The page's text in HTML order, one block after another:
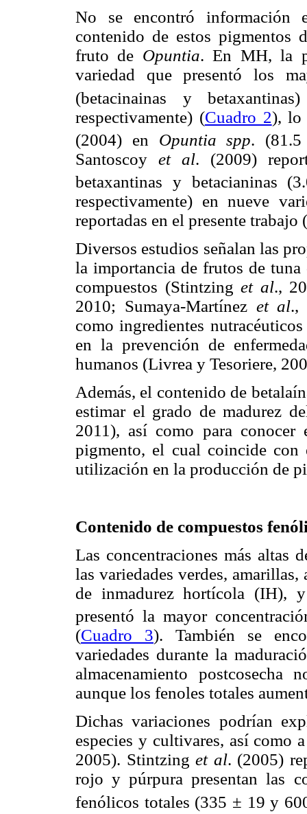
No se encontró información
contenido de estos pigmentos
fruto de Opuntia. En MH, la
variedad que presentó los
(betacinainas y
respectivamente) (Cuadro 2), lo
(2004) en Opuntia spp.
Santoscoy et al. (2009)
betaxantinas y betacianinas
respectivamente) en nueve
reportadas en el presente trabajo (
Diversos estudios señalan las
la importancia de frutos de tuna
compuestos (Stintzinget al.,
2010; Sumaya-Martínez et al.,
como ingredientes
en la prevención de
humanos (Livrea y Tesoriere,
Además, el contenido de
estimar el grado de madurez
2011), así como para conocer
pigmento, el cual coincide con
utilización en la producción de
Contenido de compuestos
Las concentraciones más altas
las variedades verdes,
de inmadurez hortícola (IH),
presentó la mayor
(Cuadro 3). También se
variedades durante la
almacenamiento postcosecha
aunque los fenoles totales
Dichas variaciones podrían
especies y cultivares, así como
2005). Stintzing et al. (2005)
rojo y púrpura presentan las
fenólicos totales (335 ± 19 y